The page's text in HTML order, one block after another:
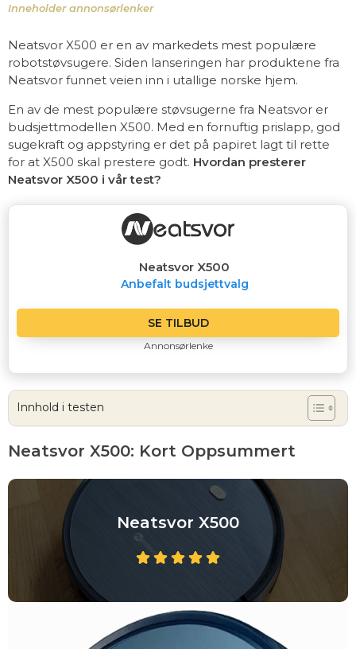
Inneholder annonsørlenker
Neatsvor X500 er en av markedets mest populære
robotstøvsugere. Siden lanseringen har produktene fra
Neatsvor funnet veien inn i utallige norske hjem.
En av de mest populære støvsugerne fra Neatsvor er
budsjettmodellen X500. Med en fornuftig prislapp, god
sugekraft og appstyring er det på papiret lagt til rette
for at X500 skal prestere godt. Hvordan presterer
Neatsvor X500 i vår test?
Neatsvor X500
Anbefalt budsjettvalg
SE TILBUD
Annonsørlenke
Innhold i testen
Neatsvor X500: Kort Oppsummert
Neatsvor X500